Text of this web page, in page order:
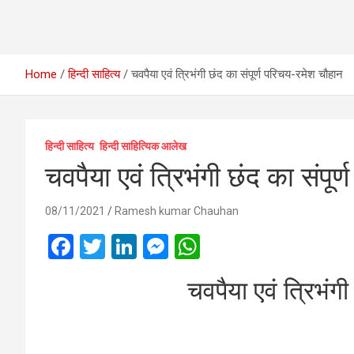
Home हिन्दी साहित्य चवपैया एवं त्रिभंगी छंद का संपूर्ण परिचय-रमेश चौहान
हिन्दी साहित्य हिन्दी साहित्यिक आलेख
चवपैया एवं त्रिभंगी छंद का
08/11/2021 Ramesh kumar Chauhan
F
T
Li
M
se at
चवपैया एवं